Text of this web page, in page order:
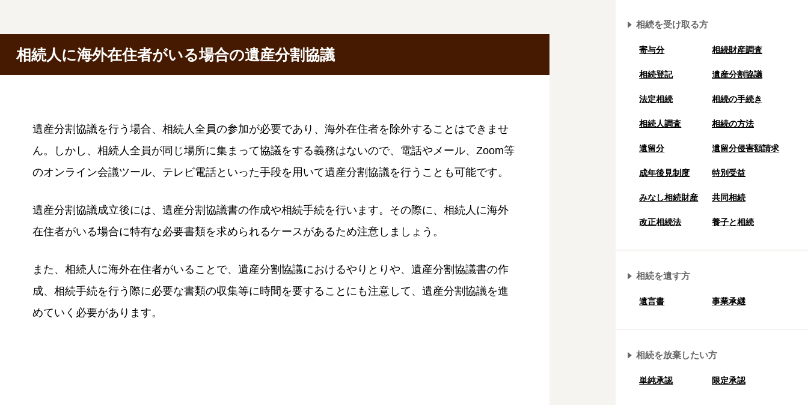
相続人に海外在住者がいる場合の遺産分割協議
遺産分割協議を行う場合、相続人全員の参加が必要であり、海外在住者を除外することはできませ
ん。しかし、相続人全員が同じ場所に集まって協議をする義務はないので、電話やメール、Zoom等
のオンライン会議ツール、テレビ電話といった手段を用いて遺産分割協議を行うことも可能です。
遺産分割協議成立後には、遺産分割協議書の作成や相続手続を行います。その際に、相続人に海外
在住者がいる場合に特有な必要書類を求められるケースがあるため注意しましょう。
また、相続人に海外在住者がいることで、遺産分割協議におけるやりとりや、遺産分割協議書の作
成、相続手続を行う際に必要な書類の収集等に時間を要することにも注意して、遺産分割協議を進
めていく必要があります。
相続を受け取る方
寄与分 相続財産調査
相続登記 遺産分割協議
法定相続 相続の⼿続き
相続人調査 相続の方法
遺留分 遺留分侵害額請求
成年後⾒制度 特別受益
みなし相続財産 共同相続
改正相続法 養子と相続
相続を遺す方
遺言書 事業承継
相続を放棄したい方
単純承認 限定承認